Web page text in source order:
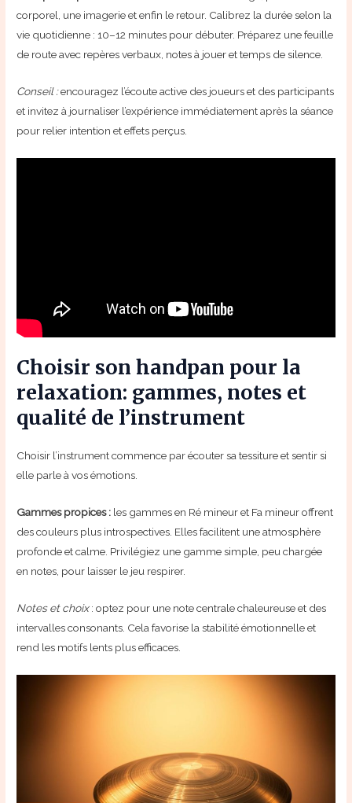
corporel, une imagerie et enfin le retour. Calibrez la durée selon la
vie quotidienne : 10–12 minutes pour débuter. Préparez une feuille
de route avec repères verbaux, notes à jouer et temps de silence.
Conseil :encouragez l’écoute active des joueurs et des participants
et invitez à journaliser l’expérience immédiatement après la séance
pour relier intention et effets perçus.
Choisir son handpan pour la
relaxation: gammes, notes et
qualité de l’instrument
Choisir l’instrument commence par écouter sa tessiture et sentir si
elle parle à vos émotions.
Gammes propices : les gammes en Ré mineur et Fa mineur offrent
des couleurs plus introspectives. Elles facilitent une atmosphère
profonde et calme. Privilégiez une gamme simple, peu chargée
en notes, pour laisser le jeu respirer.
Notes et choix: optez pour une note centrale chaleureuse et des
intervalles consonants. Cela favorise la stabilité émotionnelle et
rend les motifs lents plus efficaces.